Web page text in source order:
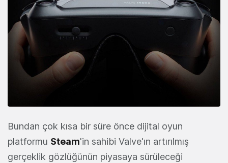
Bundan çok kısa bir süre önce dijital oyun
platformu Steam'in sahibi Valve'ın artırılmış
gerçeklik gözlüğünün piyasaya sürüleceği